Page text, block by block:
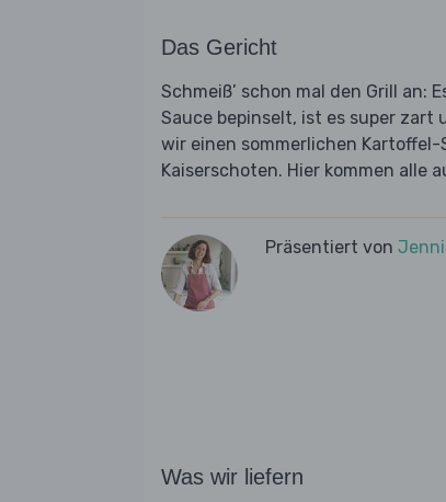
Das Gericht
Schmeiß’ schon mal den Grill an:
Sauce bepinselt, ist es super zart
wir einen sommerlichen
Kaiserschoten. Hier kommen alle
Präsentiert von
Was wir liefern